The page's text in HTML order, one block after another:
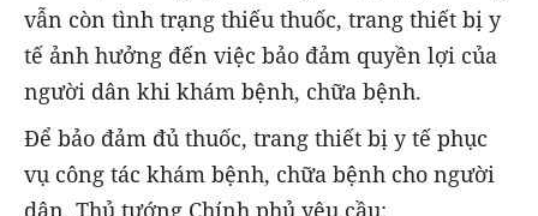
vẫn còn tình trạng thiếu thuốc, trang thiết bị y
tế ảnh hưởng đến việc bảo đảm quyền lợi của
người dân khi khám bệnh, chữa bệnh.
Để bảo đảm đủ thuốc, trang thiết bị y tế phục
vụ công tác khám bệnh, chữa bệnh cho người
dân, Thủ tướng Chính phủ yêu cầu: